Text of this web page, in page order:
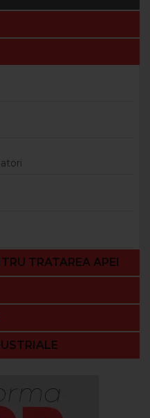
TRATAREA APEI